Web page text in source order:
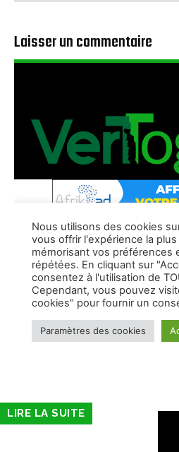
Laisser un commentaire
LIRE LA SUITE